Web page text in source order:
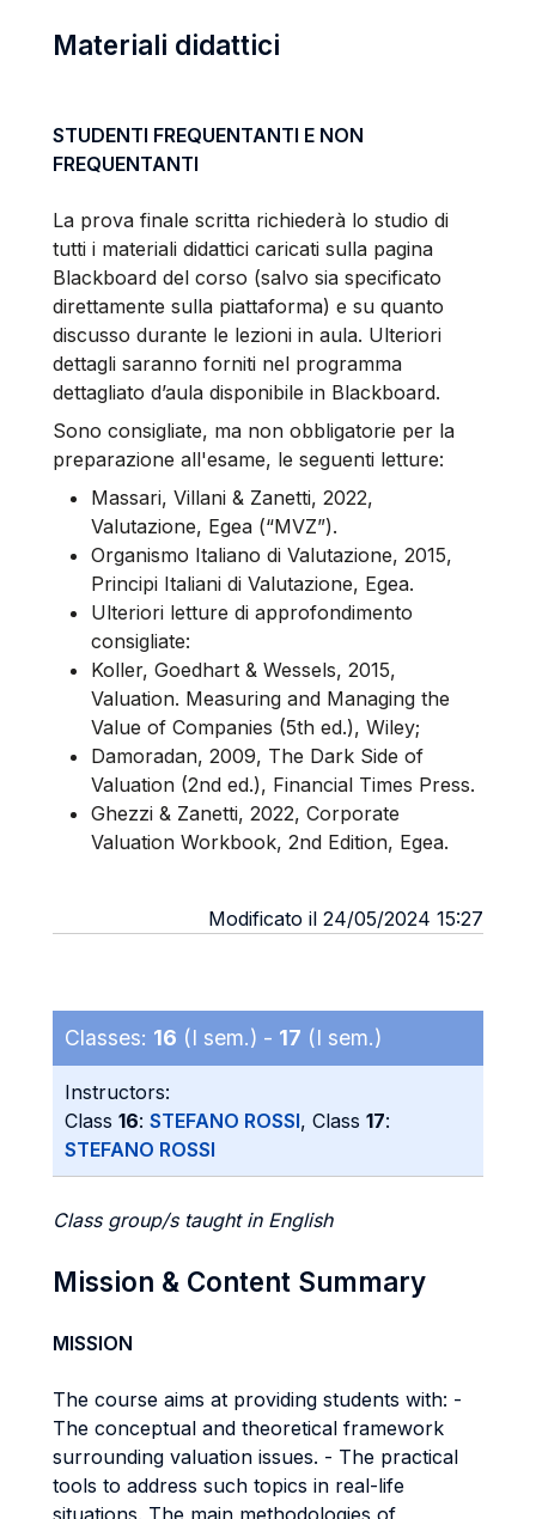
Materiali didattici
STUDENTI FREQUENTANTI E NON
FREQUENTANTI
La prova finale scritta richiederà lo studio di
tutti i materiali didattici caricati sulla pagina
Blackboard del corso (salvo sia specificato
direttamente sulla piattaforma) e su quanto
discusso durante le lezioni in aula. Ulteriori
dettagli saranno forniti nel programma
dettagliato d’aula disponibile in Blackboard.
Sono consigliate, ma non obbligatorie per la
preparazione all'esame, le seguenti letture:
Massari, Villani & Zanetti, 2022,
Valutazione, Egea (“MVZ”).
Organismo Italiano di Valutazione, 2015,
Principi Italiani di Valutazione, Egea.
Ulteriori letture di approfondimento
consigliate:
Koller, Goedhart & Wessels, 2015,
Valuation. Measuring and Managing the
Value of Companies (5th ed.), Wiley;
Damoradan, 2009, The Dark Side of
Valuation (2nd ed.), Financial Times Press.
Ghezzi & Zanetti, 2022, Corporate
Valuation Workbook, 2nd Edition, Egea.
Modificato il 24/05/2024 15:27
Classes: 16 (I sem.) - 17 (I sem.)
Instructors:
Class 16: STEFANO ROSSI, Class 17:
STEFANO ROSSI
Class group/s taught in English
Mission & Content Summary
MISSION
The course aims at providing students with: -
The conceptual and theoretical framework
surrounding valuation issues. - The practical
tools to address such topics in real-life
situations. The main methodologies of